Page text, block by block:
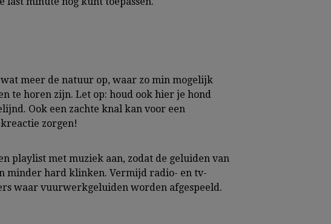
meer de natuur op, waar zo min mogelijk
te horen zijn. Let op: houd ook hier je hond
Ook een zachte knal kan voor een
zorgen!
playlist met muziek aan, zodat de geluiden van
minder hard klinken. Vermijd radio- en tv-
waar vuurwerkgeluiden worden afgespeeld.